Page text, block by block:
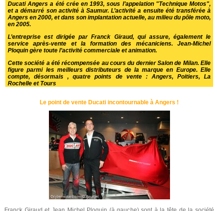
Ducati Angers a été crée en 1993, sous l’appelation "Technique Motos",
et a démarré son activité à Saumur. L’activité a ensuite été transférée à
Angers en 2000, et dans son implantation actuelle, au milieu du pôle moto,
en 2005.
L’entreprise est dirigée par Franck Giraud, qui assure, également le
service après-vente et la formation des mécaniciens. Jean-Michel
Ploquin gère toute l’activité commerciale et animation.
Cette société a été récompensée au cours du dernier Salon de Milan. Elle
figure parmi les meilleurs distributeurs de la marque en Europe. Elle
compte, désormais , quatre points de vente : Angers, Poitiers, La
Rochelle et Tours
Le point de vente Ducati incontournable à Angers !